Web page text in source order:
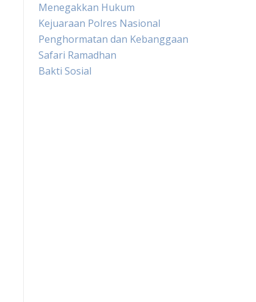
Menegakkan Hukum
Kejuaraan Polres Nasional
Penghormatan dan Kebanggaan
Safari Ramadhan
Bakti Sosial